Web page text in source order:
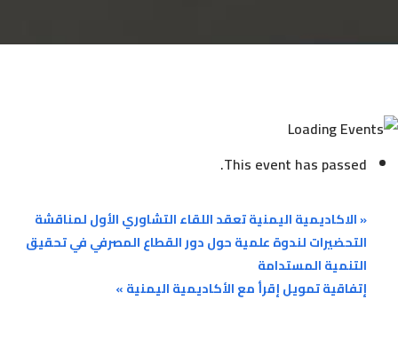
This event has passed.
«الاكاديمية اليمنية تعقد اللقاء التشاوري الأول لمناقشة
التحضيرات لندوة علمية حول دور القطاع المصرفي في تحقيق
التنمية المستدامة
إتفاقية تمويل إقرأ مع الأكاديمية اليمنية»